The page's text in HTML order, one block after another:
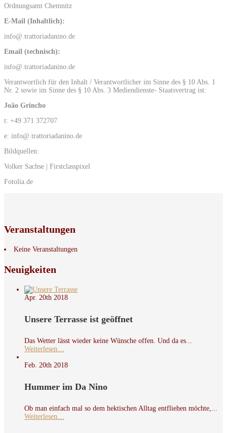
Ordnungsamt Chemnitz
E-Mail (Inhaltlich):
info@.trattoriadanino.de
Email (technisch):
info@.trattoriadanino.de
Verantwortlich für den Inhalt / Verantwortlicher im Sinne des § 10 Abs. 1
Nr. 2 sowie im Sinne des § 10 Abs. 3 Mediendienste- Staatsvertrag ist:
João Grincho
t: +49 371 372707
e: info@.trattoriadanino.de
Bildquellen:
Volker Sachse | Firstclasspixel
Fotolia.de
Veranstaltungen
Keine Veranstaltungen
Neuigkeiten
Apr. 20th 2018
Unsere Terrasse ist geöffnet
Das Wetter lässt wieder keine Wünsche offen. Und da es...
Weiterlesen…
Feb. 20th 2018
Hummer im Da Nino
Ob man einfach mal so dem hektischen Alltag entfliehen möchte,...
Weiterlesen…